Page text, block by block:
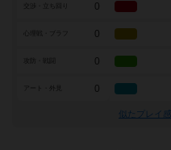
0
0
0
アート・外見 0
似たプレイ